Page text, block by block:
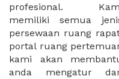
profesional.
memiliki semua
persewaan ruang
portal ruang
kami akan
anda mengatur
pengalaman
terbaik. Jika
membutuhkan
selama fase
perencanaan
Manfaatkan